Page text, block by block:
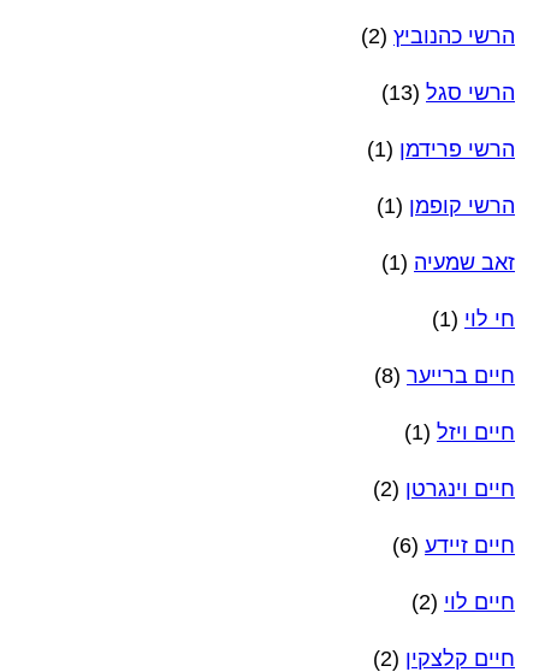
הרשי כהנוביץ (2)
הרשי סגל (13)
הרשי פרידמן (1)
הרשי קופמן (1)
זאב שמעיה (1)
חי לוי (1)
חיים ברייער (8)
חיים ויזל (1)
חיים וינגרטן (2)
חיים זיידע (6)
חיים לוי (2)
חיים קלצקין (2)